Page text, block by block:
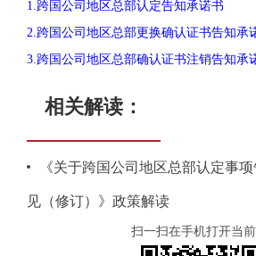
1.跨国公司地区总部认定告知承诺书
2.跨国公司地区总部更换确认证书告知承
3.跨国公司地区总部确认证书注销告知承
相关解读：
《关于跨国公司地区总部认定事
见（修订）》政策解读
扫一扫在手机打开当